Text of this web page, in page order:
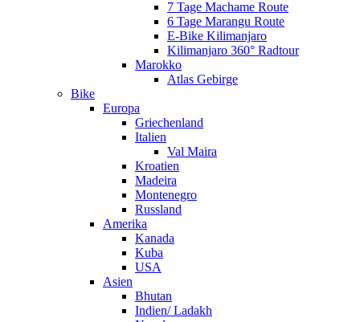
7 Tage Machame Route
6 Tage Marangu Route
E-Bike Kilimanjaro
Kilimanjaro 360° Radtour
Marokko
Atlas Gebirge
Bike
Europa
Griechenland
Italien
Val Maira
Kroatien
Madeira
Montenegro
Russland
Amerika
Kanada
Kuba
USA
Asien
Bhutan
Indien/ Ladakh